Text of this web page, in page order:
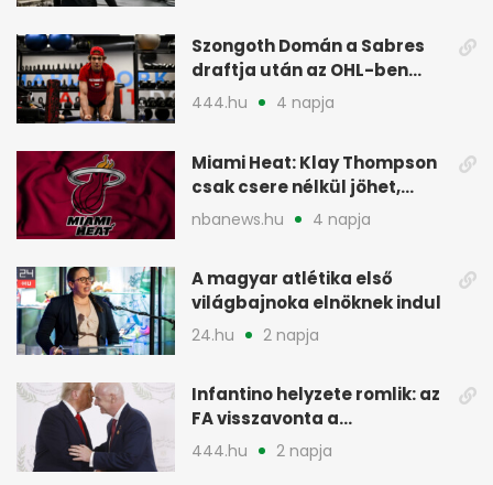
Szongoth Domán a Sabres
draftja után az OHL-ben
léphet nagyot az NHL felé
444.hu 4 napja
Miami Heat: Klay Thompson
csak csere nélkül jöhet,
kivárnak
nbanews.hu 4 napja
A magyar atlétika első
világbajnoka elnöknek indul
24.hu 2 napja
Infantino helyzete romlik: az
FA visszavonta a
támogatását, jöhet a
444.hu 2 napja